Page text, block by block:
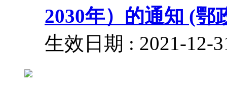
2030年）的通知 (鄂
生效日期 : 2021-12-